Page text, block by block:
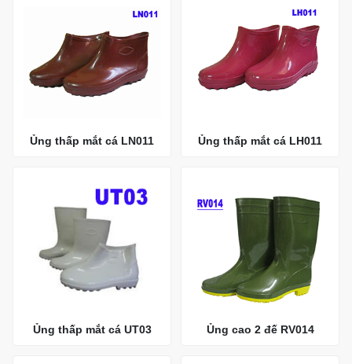
Ủng thấp mắt cá LN011 Ủng thấp mắt cá LH011
Ủng thấp mắt cá UT03 Ủng cao 2 đế RV014